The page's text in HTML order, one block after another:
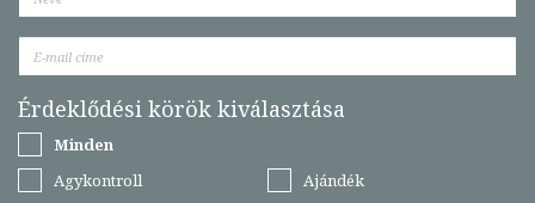
Érdeklődési körök kiválasztása
Minden
Agykontroll
Ajándék